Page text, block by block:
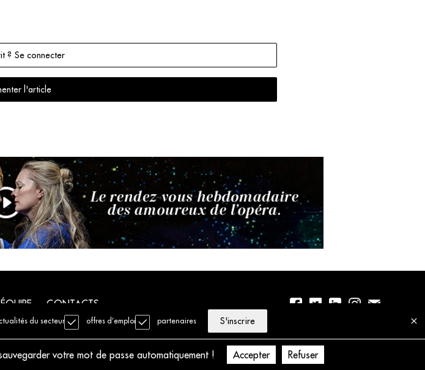
du secteur offres d’emploi partenaires S'inscrire
votre mot de passe automatiquement ! Accepter Refuser
? Se connecter
l'article
CONTACTS
Politique de cookies